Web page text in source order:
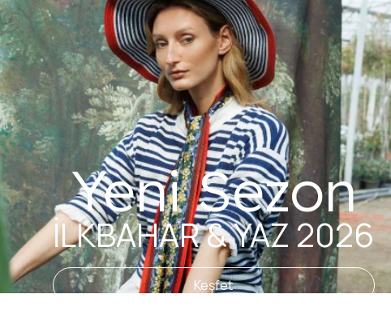
Yeni Sezon
İLKBAHAR & YAZ 2026
Keşfet